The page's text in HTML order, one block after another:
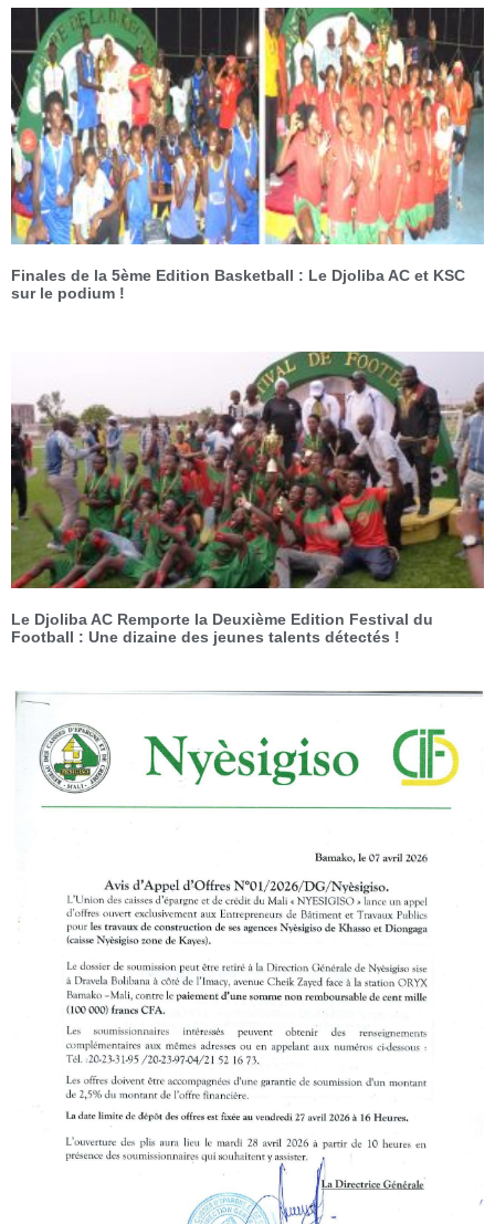
Finales de la 5ème Edition Basketball : Le Djoliba AC et KSC
sur le podium !
Le Djoliba AC Remporte la Deuxième Edition Festival du
Football : Une dizaine des jeunes talents détectés !